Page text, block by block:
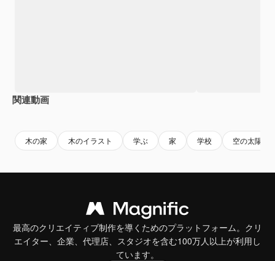
関連動画
木の家 木のイラスト 学ぶ 家 学校 空の太陽
最高のクリエイティブ制作を導くためのプラットフォーム。クリ
エイター、企業、代理店、スタジオを含む100万人以上が利用し
ています。